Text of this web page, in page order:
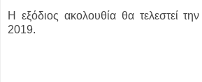
Η εξόδιος ακολουθία θα τελεστεί
2019.